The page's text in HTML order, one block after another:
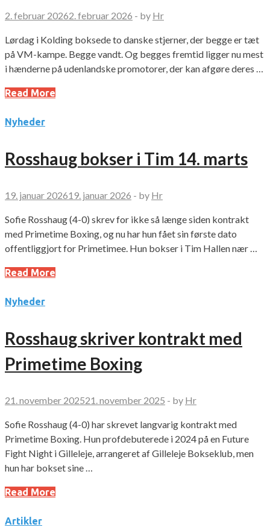
2. februar 20262. februar 2026 - by Hr
Lørdag i Kolding boksede to danske stjerner, der begge er tæt
på VM-kampe. Begge vandt. Og begges fremtid ligger nu mest
i hænderne på udenlandske promotorer, der kan afgøre deres …
Read More
Nyheder
Rosshaug bokser i Tim 14. marts
19. januar 202619. januar 2026 - by Hr
Sofie Rosshaug (4-0) skrev for ikke så længe siden kontrakt
med Primetime Boxing, og nu har hun fået sin første dato
offentliggjort for Primetimee. Hun bokser i Tim Hallen nær …
Read More
Nyheder
Rosshaug skriver kontrakt med
Primetime Boxing
21. november 202521. november 2025 - by Hr
Sofie Rosshaug (4-0) har skrevet langvarig kontrakt med
Primetime Boxing. Hun profdebuterede i 2024 på en Future
Fight Night i Gilleleje, arrangeret af Gilleleje Bokseklub, men
hun har bokset sine …
Read More
Artikler